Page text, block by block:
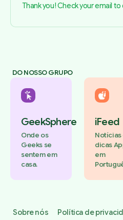
Thank you! Check your email
DO NOSSO GRUPO
GeekSphere
Onde os
Geeks se
sentem em
casa.
iFeed
Notícias
dicas
em
Sobre nós Política de